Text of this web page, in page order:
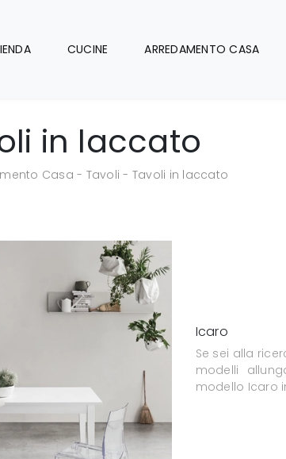
CUCINE ARREDAMENTO CASA
in laccato
Casa - Tavoli - Tavoli in laccato
Icaro
Se sei alla
modelli
modello Icaro